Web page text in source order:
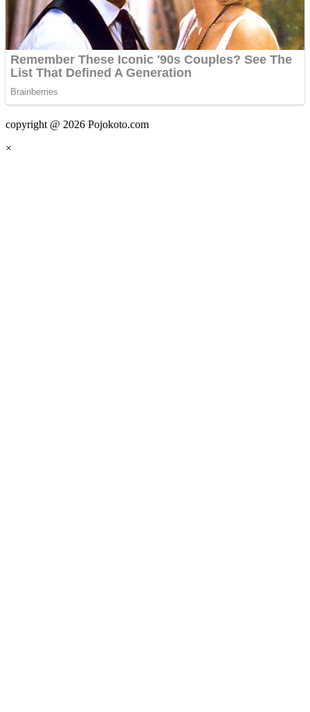
copyright @ 2026 Pojokoto.com
×